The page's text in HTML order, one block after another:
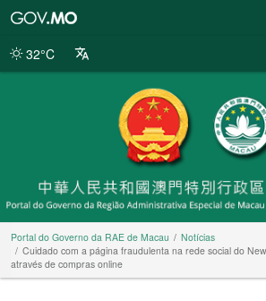
da
32°C
Portal do Governo da RAE de Macau
Notícias
Cuidado com a página fraudulenta na rede social do
através de compras online